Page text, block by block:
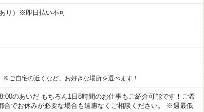
り）※即日払い不可
ご自宅の近くなど、お好きな場所を選べます！
のあいだ もちろん1日8時間のお仕事もご紹介可能です！ご希
でお休みが必要な場合も遠慮なくご相談ください。 ※週最低